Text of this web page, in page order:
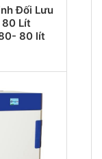
Đối Lưu
80 Lít
80 lít